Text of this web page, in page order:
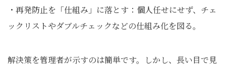
・再発防止を「仕組み」に落とす：個人任せにせず、チェ
ックリストやダブルチェックなどの仕組み化を図る。
解決策を管理者が示すのは簡単です。しかし、長い目で見